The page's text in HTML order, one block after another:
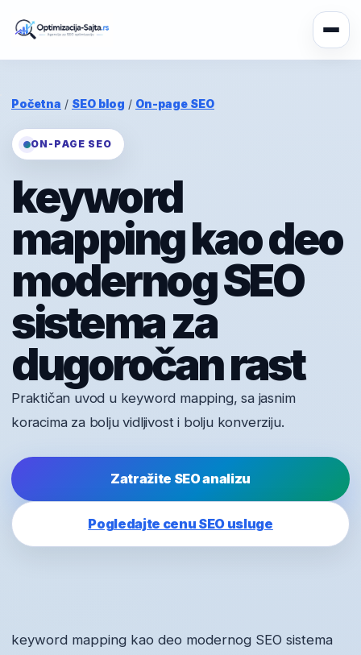
Početna / SEO blog / On-page SEO
ON-PAGE SEO
keyword
mapping kao deo
modernog SEO
sistema za
dugoročan rast
Praktičan uvod u keyword mapping, sa jasnim
koracima za bolju vidljivost i bolju konverziju.
Zatražite SEO analizu
Pogledajte cenu SEO usluge
keyword mapping kao deo modernog SEO sistema